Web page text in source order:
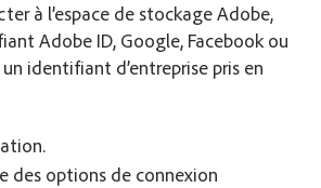
à l’espace de stockage Adobe,
Adobe ID, Google, Facebook ou
identifiant d’entreprise pris en
des options de connexion